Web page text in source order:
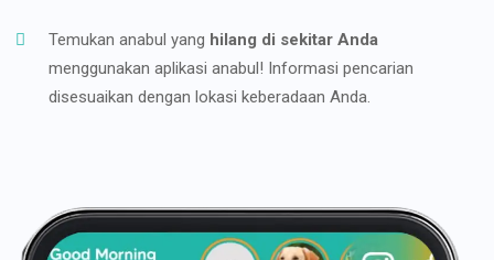
Temukan anabul yang hilang di sekitar Anda
menggunakan aplikasi anabul! Informasi pencarian
disesuaikan dengan lokasi keberadaan Anda.